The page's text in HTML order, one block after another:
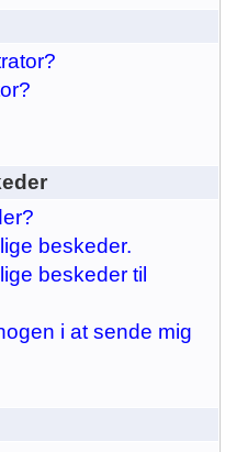
beskeder.
beskeder til
i at sende mig